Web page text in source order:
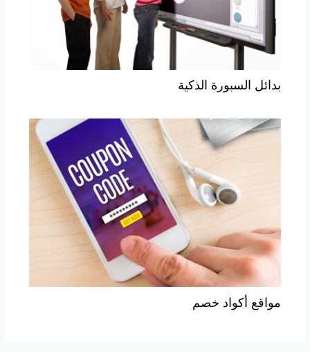
بدائل السبورة الذكية
مواقع أكواد خصم